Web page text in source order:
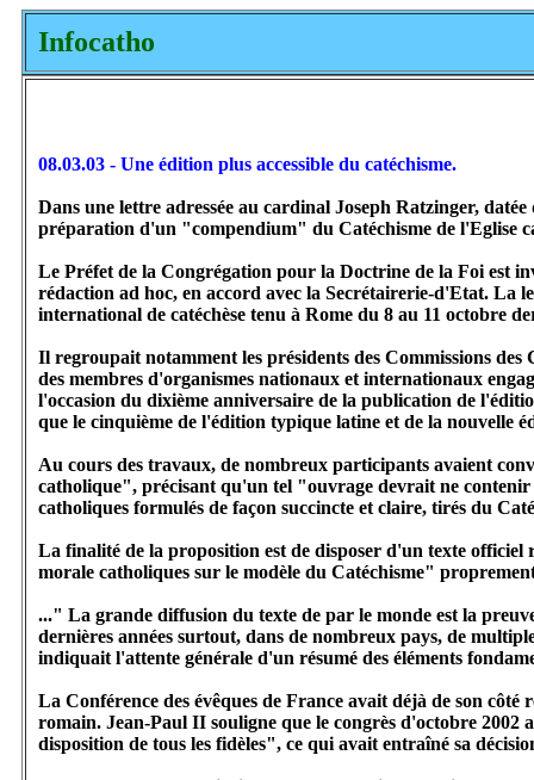
Infocatho
08.03.03 - Une édition plus accessible du catéchisme.
Dans une lettre adressée au cardinal Joseph Ratzinger,
préparation d'un "compendium" du Catéchisme de l'Eglise
Le Préfet de la Congrégation pour la Doctrine de la Foi est
rédaction ad hoc, en accord avec la Secrétairerie-d'Etat. La
international de catéchèse tenu à Rome du 8 au 11 octobre
Il regroupait notamment les présidents des Commissions des
des membres d'organismes nationaux et internationaux
l'occasion du dixième anniversaire de la publication de
que le cinquième de l'édition typique latine et de la nouvelle
Au cours des travaux, de nombreux participants avaient
catholique", précisant qu'un tel "ouvrage devrait ne contenir
catholiques formulés de façon succincte et claire, tirés du
La finalité de la proposition est de disposer d'un texte officiel
morale catholiques sur le modèle du Catéchisme"
..." La grande diffusion du texte de par le monde est la
dernières années surtout, dans de nombreux pays, de
indiquait l'attente générale d'un résumé des éléments
La Conférence des évêques de France avait déjà de son
romain. Jean-Paul II souligne que le congrès d'octobre
disposition de tous les fidèles", ce qui avait entraîné sa